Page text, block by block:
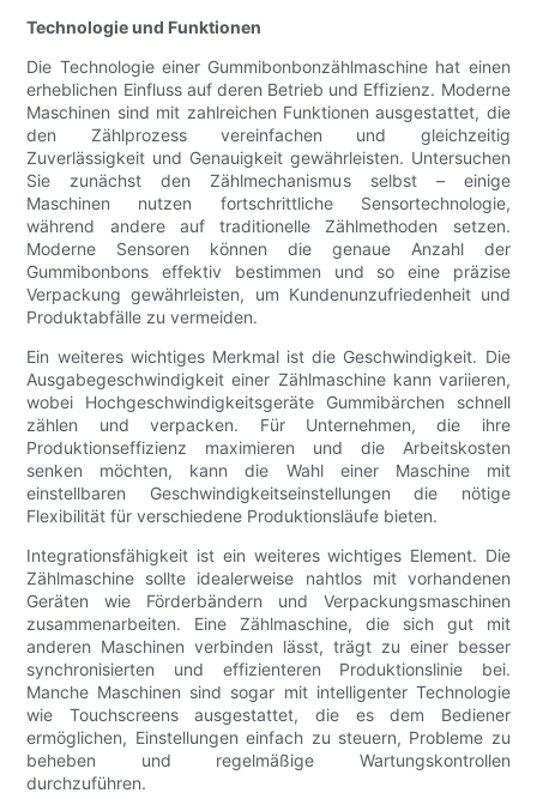
Technologie und Funktionen
Die Technologie einer Gummibonbonzählmaschine hat einen
erheblichen Einfluss auf deren Betrieb und Effizienz. Moderne
Maschinen sind mit zahlreichen Funktionen ausgestattet, die
den Zählprozess vereinfachen und gleichzeitig
Zuverlässigkeit und Genauigkeit gewährleisten. Untersuchen
Sie zunächst den Zählmechanismus selbst – einige
Maschinen nutzen fortschrittliche Sensortechnologie,
während andere auf traditionelle Zählmethoden setzen.
Moderne Sensoren können die genaue Anzahl der
Gummibonbons effektiv bestimmen und so eine präzise
Verpackung gewährleisten, um Kundenunzufriedenheit und
Produktabfälle zu vermeiden.
Ein weiteres wichtiges Merkmal ist die Geschwindigkeit. Die
Ausgabegeschwindigkeit einer Zählmaschine kann variieren,
wobei Hochgeschwindigkeitsgeräte Gummibärchen schnell
zählen und verpacken. Für Unternehmen, die ihre
Produktionseffizienz maximieren und die Arbeitskosten
senken möchten, kann die Wahl einer Maschine mit
einstellbaren Geschwindigkeitseinstellungen die nötige
Flexibilität für verschiedene Produktionsläufe bieten.
Integrationsfähigkeit ist ein weiteres wichtiges Element. Die
Zählmaschine sollte idealerweise nahtlos mit vorhandenen
Geräten wie Förderbändern und Verpackungsmaschinen
zusammenarbeiten. Eine Zählmaschine, die sich gut mit
anderen Maschinen verbinden lässt, trägt zu einer besser
synchronisierten und effizienteren Produktionslinie bei.
Manche Maschinen sind sogar mit intelligenter Technologie
wie Touchscreens ausgestattet, die es dem Bediener
ermöglichen, Einstellungen einfach zu steuern, Probleme zu
beheben und regelmäßige Wartungskontrollen
durchzuführen.